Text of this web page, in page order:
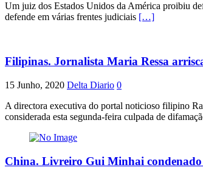
Um juiz dos Estados Unidos da América proibiu
defende em várias frentes judiciais […]
Filipinas. Jornalista Maria Ressa
15 Junho, 2020 Delta Diario 0
A directora executiva do portal noticioso filipino
considerada esta segunda-feira culpada de
China. Livreiro Gui Minhai condenado